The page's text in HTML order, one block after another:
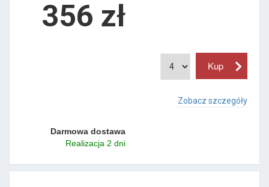
356 zł
Zobacz szczegóły
Darmowa dostawa
Realizacja 2 dni